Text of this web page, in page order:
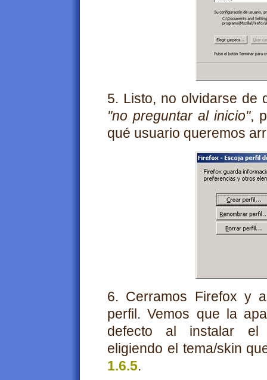
5. Listo, no olvidarse de
"no preguntar al inicio",
qué usuario queremos
6. Cerramos Firefox y
perfil. Vemos que la
defecto al instalar el
eligiendo el tema/skin
1.6.5.